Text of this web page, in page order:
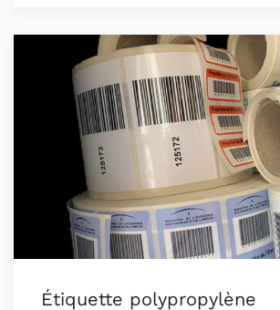
Étiquette polypropylène